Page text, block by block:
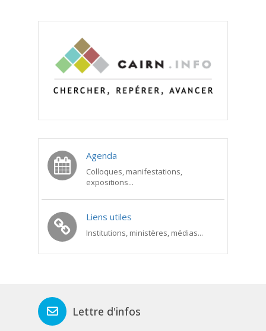
Agenda
Colloques, manifestations,
expositions...
Liens utiles
Institutions, ministères, médias...
Lettre d'infos